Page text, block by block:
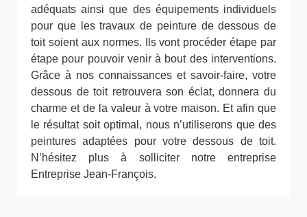
adéquats ainsi que des équipements individuels
pour que les travaux de peinture de dessous de
toit soient aux normes. Ils vont procéder étape par
étape pour pouvoir venir à bout des interventions.
Grâce à nos connaissances et savoir-faire, votre
dessous de toit retrouvera son éclat, donnera du
charme et de la valeur à votre maison. Et afin que
le résultat soit optimal, nous n’utiliserons que des
peintures adaptées pour votre dessous de toit.
N’hésitez plus à solliciter notre entreprise
Entreprise Jean-François.